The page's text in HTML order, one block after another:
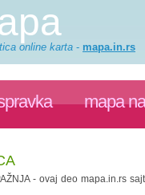
online karta - mapa.in.rs
mapa
- ovaj deo mapa.in.rs